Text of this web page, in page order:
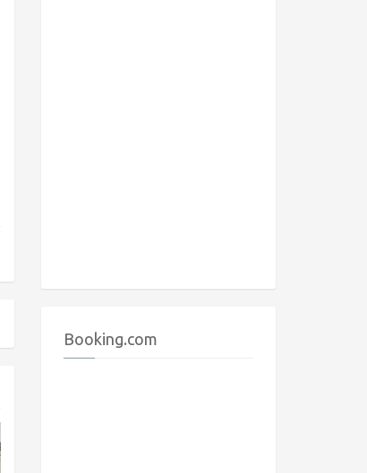
Booking.com